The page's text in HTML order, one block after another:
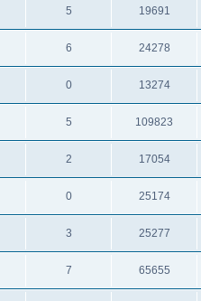
5 19691
6 24278
0 13274
5 109823
2 17054
0 25174
3 25277
7 65655